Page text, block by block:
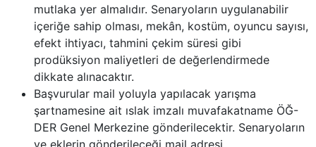
mutlaka yer almalıdır. Senaryoların uygulanabilir
içeriğe sahip olması, mekân, kostüm, oyuncu sayısı,
efekt ihtiyacı, tahmini çekim süresi gibi
prodüksiyon maliyetleri de değerlendirmede
dikkate alınacaktır.
Başvurular mail yoluyla yapılacak yarışma
şartnamesine ait ıslak imzalı muvafakatname ÖĞ-
DER Genel Merkezine gönderilecektir. Senaryoların
ve eklerin gönderileceği mail adresi